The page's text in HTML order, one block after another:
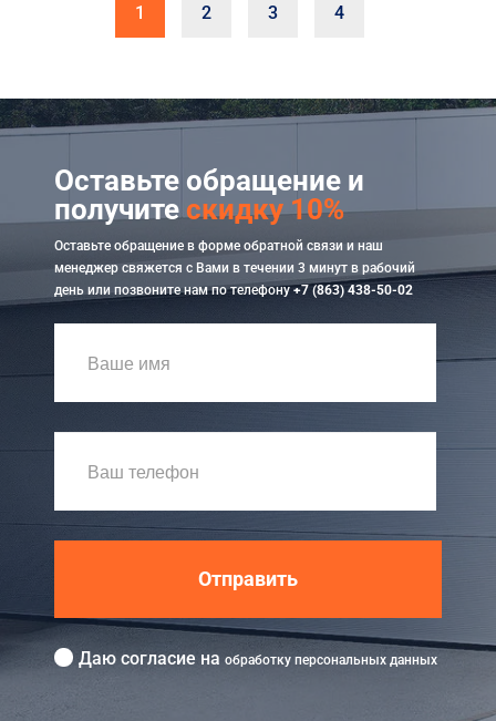
1 2 3 4
Оставьте обращение и
получитескидку 10%
Оставьте обращение в форме обратной связи и наш
менеджер свяжется с Вами в течении 3 минут в рабочий
день или позвоните нам по телефону+7 (863) 438-50-02
Отправить
Даю согласие на обработку персональных данных